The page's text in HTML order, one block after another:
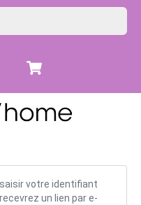
votre identifiant
un lien par e-